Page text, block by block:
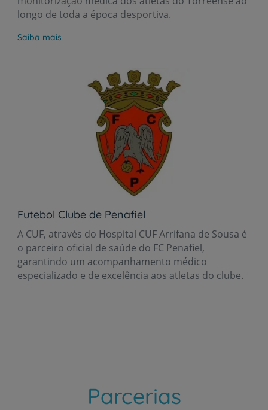
longo de toda a época desportiva.
Saiba mais
Futebol Clube de Penafiel
A CUF, através do Hospital CUF Arrifana de Sousa é
o parceiro oficial de saúde do FC Penafiel,
garantindo um acompanhamento médico
especializado e de excelência aos atletas do clube.
Parcerias